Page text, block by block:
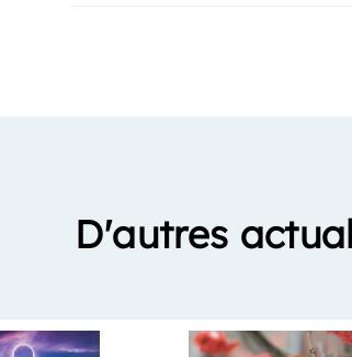
D'autres